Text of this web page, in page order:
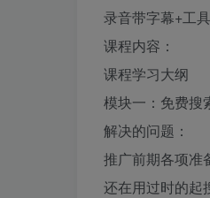
录音带字幕+工
课程内容：
课程学习大纲
模块一：免费搜
解决的问题：
推广前期各项准
还在用过时的起